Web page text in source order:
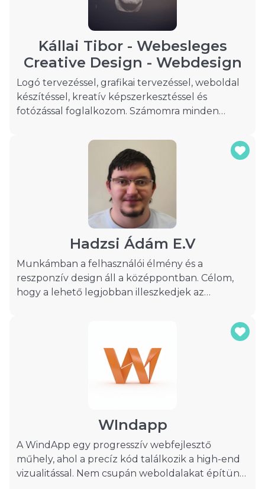
Kállai Tibor - Webesleges
Creative Design - Webdesign
Logó tervezéssel, grafikai tervezéssel, weboldal
készítéssel, kreatív képszerkesztéssel és
fotózással foglalkozom. Számomra minden
kreativitásomat és szakmai tudásomat
kamatoztassam. A projektekben a részletekre és
az egyedi megoldásokra helyezem a hangsúlyt,
hogy minden ügyfelem számára személyre
szabott és kiemelkedő eredményeket nyújtsak.
Érdekes kombinációban élek, hiszen főállásban
hivatásos tűzoltóként tevékenykedem.
Hadzsi Ádám E.V
Munkámban a felhasználói élmény és a
reszponzív design áll a középpontban. Célom,
hogy a lehető legjobban illeszkedjek az
Amennyiben megtisztel bizalmával, a teljes
folyamat során folyamatosan egyeztetek Önnel,
hogy az elkészült weboldal minden részletében
WIndapp
A WindApp egy progresszív webfejlesztő
műhely, ahol a precíz kód találkozik a high-end
vizualitással. Nem csupán weboldalakat építünk;